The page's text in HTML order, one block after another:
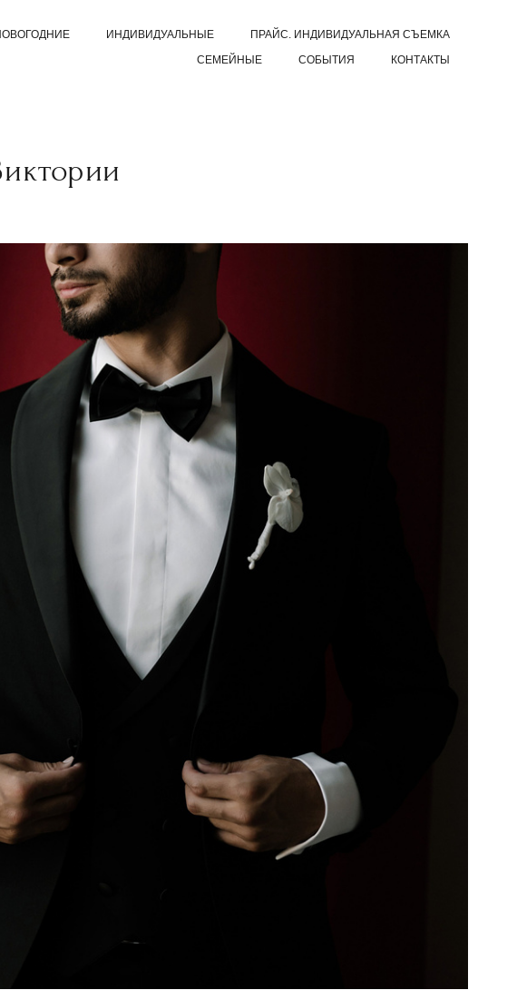
ИНДИВИДУАЛЬНЫЕ
ПРАЙС. ИНДИВИДУАЛЬНАЯ СЪЕМКА
СЕМЕЙНЫЕ
СОБЫТИЯ КОНТАКТЫ